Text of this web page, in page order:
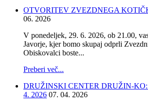
OTVORITEV ZVEZDNEGA
06. 2026
V ponedeljek, 29. 6. 2026, ob 21.00,
Javorje, kjer bomo skupaj odprli
Obiskovalci boste...
Preberi več...
DRUŽINSKI CENTER DRUŽIN-KO:
4. 2026 07. 04. 2026